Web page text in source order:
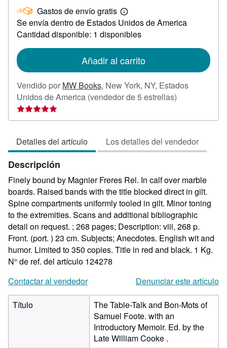
203,16Gastos de envío gratis
Más
información
sobre
las
envío
Se envía dentro de Estados Unidos de America
Cantidad disponible: 1 disponibles
Añadir al carrito
Vendido por MW Books, New York, NY, Estados
Unidos de America (vendedor de 5 estrellas)
vendedor:
de
5
Detalles del artículo Los detalles del vendedor
Descripción
Finely bound by Magnier Freres Rel. In calf over marble
boards. Raised bands with the title blocked direct in gilt.
Spine compartments uniformly tooled in gilt. Minor toning
to the extremities. Scans and additional bibliographic
detail on request. ; 268 pages; Description: viii, 268 p.
Front. (port. ) 23 cm. Subjects; Anecdotes. English wit and
humor. Limited to 350 copies. Title in red and black. 1 Kg.
N° de ref. del artículo 124278
Contactar al vendedor
Denunciar este artículo
Título
The Table-Talk and Bon-Mots of
Samuel Foote. with an
Introductory Memoir. Ed. by the
Late William Cooke .